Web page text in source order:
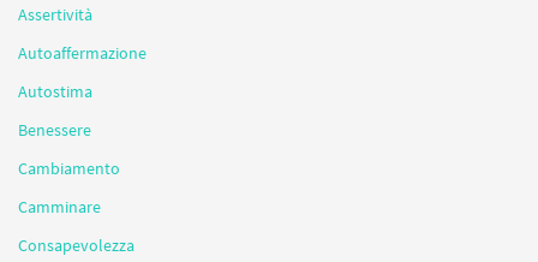
Assertività
Autoaffermazione
Autostima
Benessere
Cambiamento
Camminare
Consapevolezza